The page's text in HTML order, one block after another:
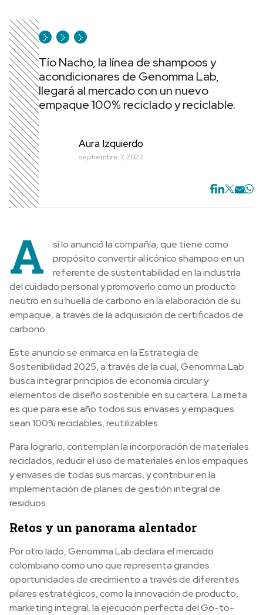
Tío Nacho, la línea de shampoos y
acondicionares de Genomma Lab,
llegará al mercado con un nuevo
empaque 100% reciclado y reciclable.
Aura Izquierdo
septiembre 7, 2022
A
sí lo anunció la compañía, que tiene como
propósito convertir al icónico shampoo en un
referente de sustentabilidad en la industria
del cuidado personal y promoverlo como un producto
neutro en su huella de carbono en la elaboración de su
empaque, a través de la adquisición de certificados de
carbono.
Este anuncio se enmarca en la Estrategia de
Sostenibilidad 2025, a través de la cual, Genomma Lab
busca integrar principios de economía circular y
elementos de diseño sostenible en su cartera. La meta
es que para ese año todos sus envases y empaques
sean 100% reciclables, reutilizables.
Para lograrlo, contemplan la incorporación de materiales
reciclados, reducir el uso de materiales en los empaques
y envases de todas sus marcas, y contribuir en la
implementación de planes de gestión integral de
residuos.
Retos y un panorama alentador
Por otro lado, Genomma Lab declara el mercado
colombiano como uno que representa grandes
oportunidades de crecimiento a través de diferentes
pilares estratégicos, como la innovación de producto,
marketing integral, la ejecución perfecta del Go-to-